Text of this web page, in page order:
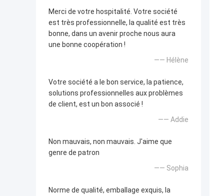
Merci de votre hospitalité. Votre société
est très professionnelle, la qualité est très
bonne, dans un avenir proche nous aura
une bonne coopération !
—— Hélène
Votre société a le bon service, la patience,
solutions professionnelles aux problèmes
de client, est un bon associé !
—— Addie
Non mauvais, non mauvais. J'aime que
genre de patron
—— Sophia
Norme de qualité, emballage exquis, la